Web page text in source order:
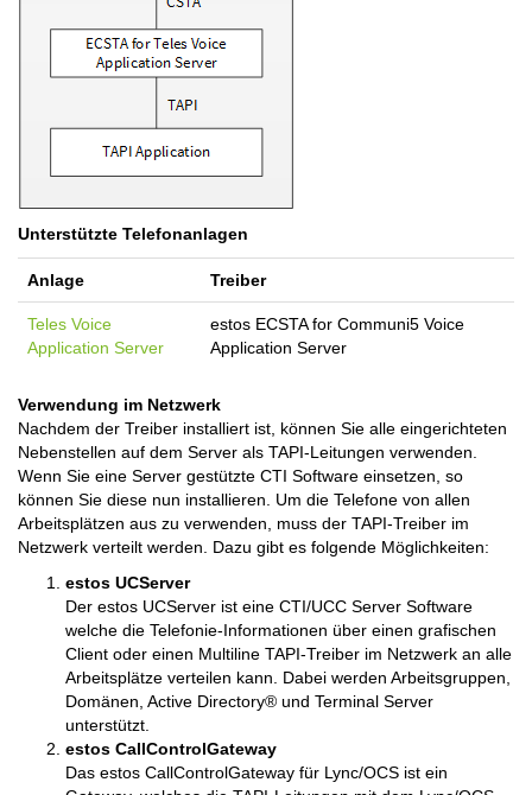
Unterstützte Telefonanlagen
Anlage Treiber
Teles Voice
Application Server
estos ECSTA for Communi5 Voice
Application Server
Verwendung im Netzwerk
Nachdem der Treiber installiert ist, können Sie alle eingerichteten
Nebenstellen auf dem Server als TAPI-Leitungen verwenden.
Wenn Sie eine Server gestützte CTI Software einsetzen, so
können Sie diese nun installieren. Um die Telefone von allen
Arbeitsplätzen aus zu verwenden, muss der TAPI-Treiber im
Netzwerk verteilt werden. Dazu gibt es folgende Möglichkeiten:
estos UCServer
Der estos UCServer ist eine CTI/UCC Server Software
welche die Telefonie-Informationen über einen grafischen
Client oder einen Multiline TAPI-Treiber im Netzwerk an alle
Arbeitsplätze verteilen kann. Dabei werden Arbeitsgruppen,
Domänen, Active Directory® und Terminal Server
unterstützt.
estos CallControlGateway
Das estos CallControlGateway für Lync/OCS ist ein